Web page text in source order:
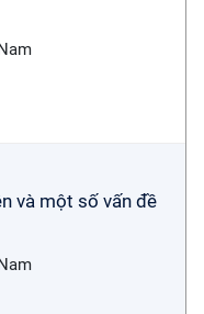
và một số vấn đề